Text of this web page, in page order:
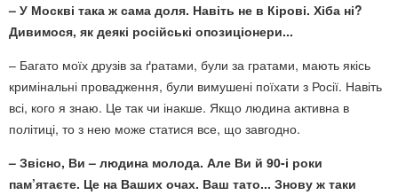
– У Москві така ж сама доля. Навіть не в Кірові. Хіба ні?
Дивимося, як деякі російські опозиціонери...
– Багато моїх друзів за ґратами, були за гратами, мають якісь
кримінальні провадження, були вимушені поїхати з Росії. Навіть
всі, кого я знаю. Це так чи інакше. Якщо людина активна в
політиці, то з нею може статися все, що завгодно.
– Звісно, Ви – людина молода. Але Ви й 90-і роки
пам’ятаєте. Це на Ваших очах. Ваш тато... Знову ж таки